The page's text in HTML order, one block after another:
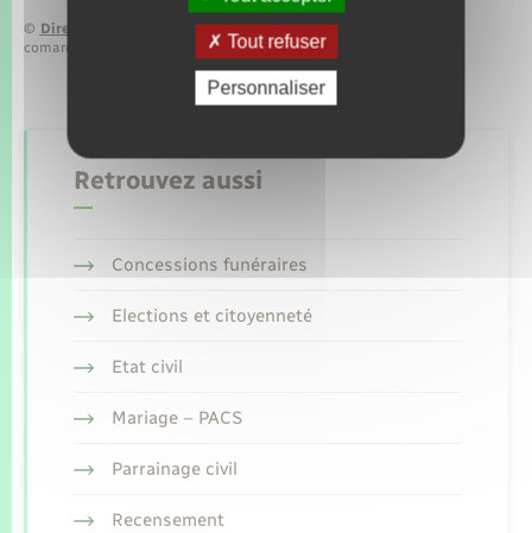
© Direction de l’information légale et administrative
comarquage developpé par baseo.io
Retrouvez aussi
Concessions funéraires
Elections et citoyenneté
Etat civil
Mariage – PACS
Parrainage civil
Recensement
Tout refuser
Personnaliser